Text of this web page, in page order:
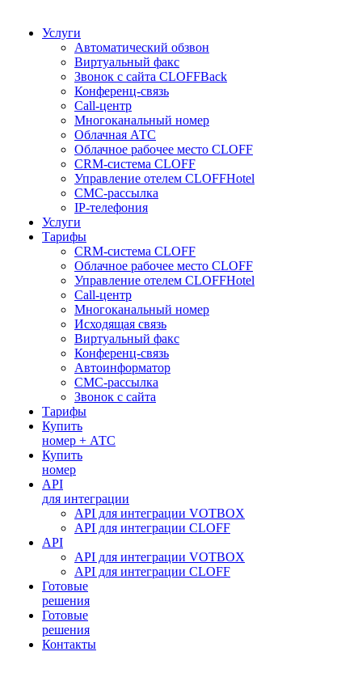
Услуги
Автоматический обзвон
Виртуальный факс
Звонок с сайта CLOFFBack
Конференц-связь
Call-центр
Многоканальный номер
Облачная АТС
Облачное рабочее место CLOFF
CRM-система CLOFF
Управление отелем CLOFFHotel
СМС-рассылка
IP-телефония
Услуги
Тарифы
CRM-система CLOFF
Облачное рабочее место CLOFF
Управление отелем CLOFFHotel
Call-центр
Многоканальный номер
Исходящая связь
Виртуальный факс
Конференц-связь
Автоинформатор
СМС-рассылка
Звонок с сайта
Тарифы
Купить
номер + АТС
Купить
номер
API
для интеграции
API для интеграции VOTBOX
API для интеграции CLOFF
API
API для интеграции VOTBOX
API для интеграции CLOFF
Готовые
решения
Готовые
решения
Контакты